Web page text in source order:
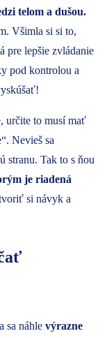
telom a dušou.
Všimla si si to,
pre lepšie zvládanie
pod kontrolou a
určite to musí mať
Nevieš sa
stranu. Tak to s ňou
je riadená
si návyk a
sa náhle výrazne